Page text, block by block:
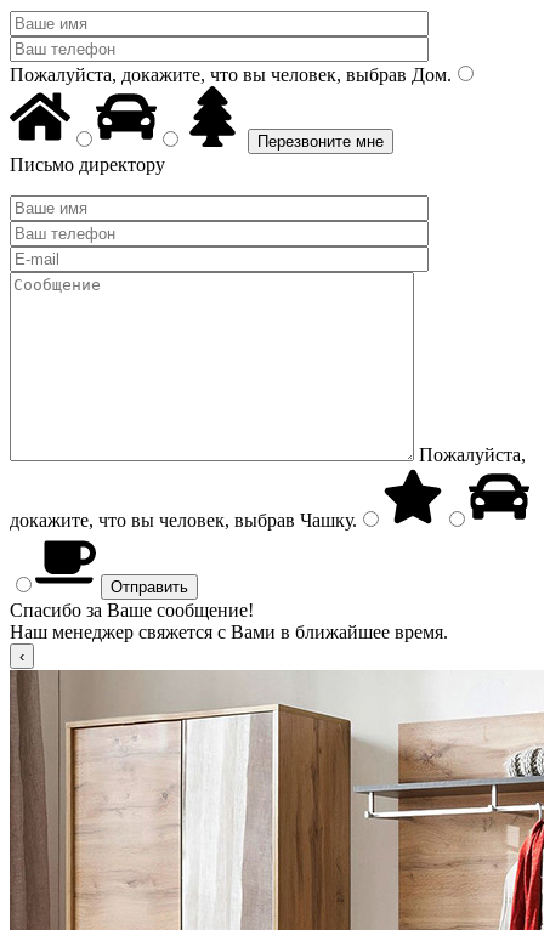
Пожалуйста, докажите, что вы человек, выбрав Дом.
Письмо директору
Пожалуйста,
докажите, что вы человек, выбрав Чашку.
Спасибо за Ваше сообщение!
Наш менеджер свяжется с Вами в ближайшее время.